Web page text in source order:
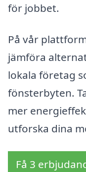
för jobbet.
På vår
jämföra
lokala företag
fönsterbyten.
mer
utforska dina
Få 3